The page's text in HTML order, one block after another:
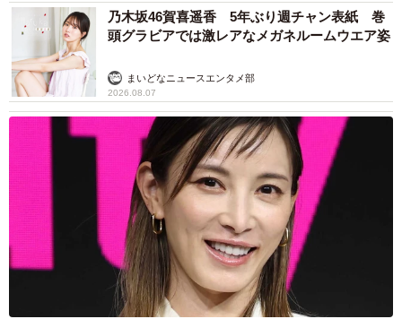
乃木坂46賀喜遥香 5年ぶり週チャン表紙 巻
頭グラビアでは激レアなメガネルームウエア姿
まいどなニュースエンタメ部
2026.08.07